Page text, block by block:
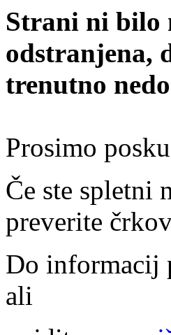
Strani ni bilo
odstranjena,
trenutno
Prosimo
Če ste spletni
preverite
Do informacij
ali